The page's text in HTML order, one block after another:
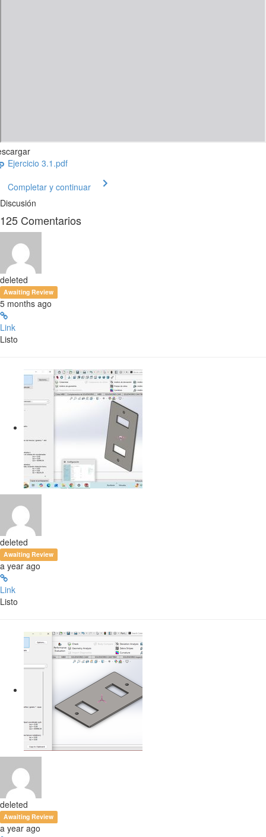
Ejercicio 3.1.pdf
Completar y continuar
Discusión
125 Comentarios
deleted
Awaiting Review
5 months ago
Link
Listo
deleted
Awaiting Review
a year ago
Link
Listo
deleted
Awaiting Review
a year ago